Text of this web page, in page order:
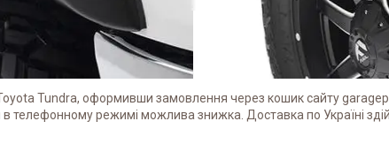
Tundra, оформивши замовлення через кошик сайту
режимі можлива знижка. Доставка по Україні